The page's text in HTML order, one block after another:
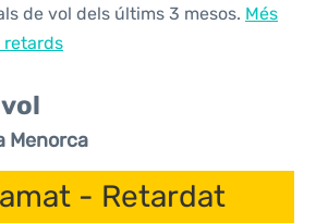
de vol dels últims 3 mesos. Més
Menorca
- Retardat